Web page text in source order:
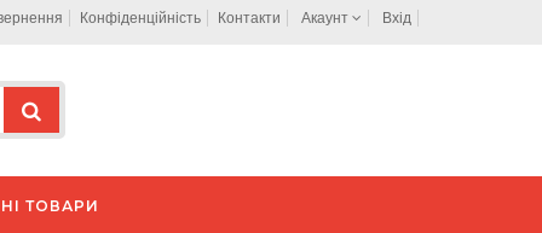
Конфіденційність Контакти Акаунт Вхід
ТОВАРИ